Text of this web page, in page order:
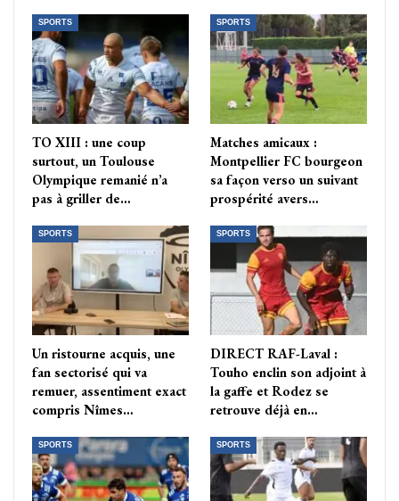
SPORTS
TO XIII : une coup
surtout, un Toulouse
Olympique remanié n’a
pas à griller de…
SPORTS
Matches amicaux :
Montpellier FC bourgeon
sa façon verso un suivant
prospérité avers…
SPORTS
Un ristourne acquis, une
fan sectorisé qui va
remuer, assentiment exact
compris Nîmes…
SPORTS
DIRECT RAF-Laval :
Touho enclin son adjoint à
la gaffe et Rodez se
retrouve déjà en…
SPORTS SPORTS